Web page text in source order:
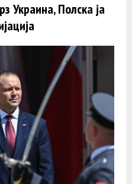
Украина, Полска ја